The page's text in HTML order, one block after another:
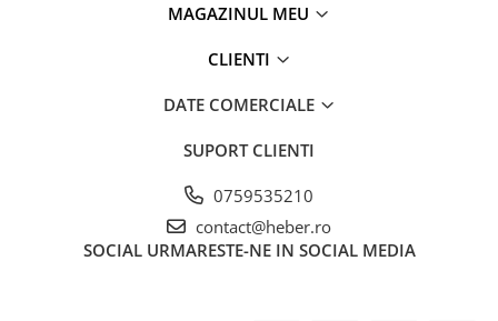
MAGAZINUL MEU
CLIENTI
DATE COMERCIALE
SUPORT CLIENTI
0759535210
contact@heber.ro
SOCIAL URMARESTE-NE IN SOCIAL MEDIA